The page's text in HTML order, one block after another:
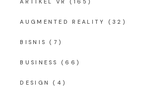
ARTIKEL VR (165)
AUGMENTED REALITY (32)
BISNIS (7)
BUSINESS (66)
DESIGN (4)